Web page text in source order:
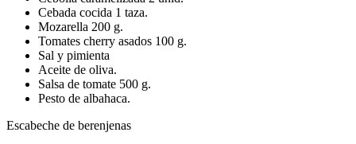
Cebada cocida 1 taza.
Mozarella 200 g.
Tomates cherry asados 100 g.
Sal y pimienta
Aceite de oliva.
Salsa de tomate 500 g.
Pesto de albahaca.
Escabeche de berenjenas